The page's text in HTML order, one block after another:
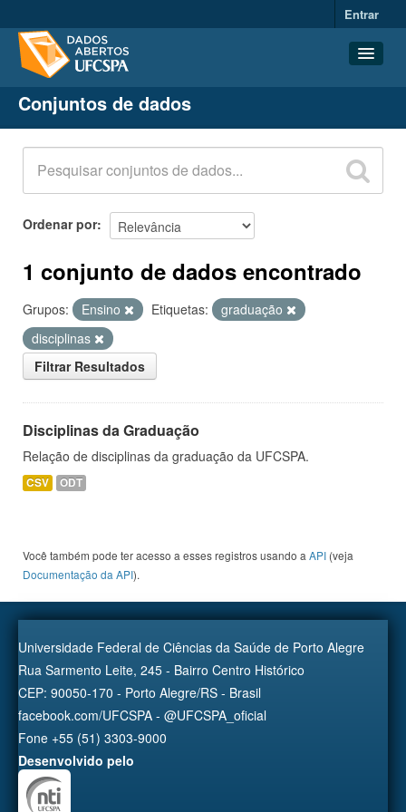
Entrar
Conjuntos de dados
Organizações
Grupos
Sobre
Conjuntos de dados
Ordenar por
1 conjunto de dados encontrado
Grupos: Ensino Etiquetas:
graduação
disciplinas
Filtrar Resultados
Disciplinas da Graduação
Relação de disciplinas da graduação da UFCSPA.
CSV ODT
Você também pode ter acesso a esses registros usando a API (veja
Documentação da API).
Universidade Federal de Ciências da Saúde de Porto Alegre
Rua Sarmento Leite, 245 - Bairro Centro Histórico
CEP: 90050-170 - Porto Alegre/RS - Brasil
facebook.com/UFCSPA - @UFCSPA_oficial
Fone +55 (51) 3303-9000
Desenvolvido pelo